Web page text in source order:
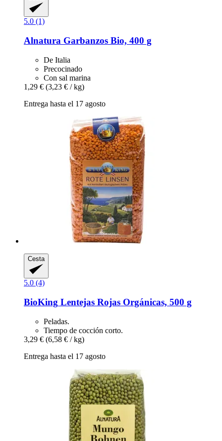
5.0 (1)
Alnatura Garbanzos Bio, 400 g
De Italia
Precocinado
Con sal marina
1,29 € (3,23 € / kg)
Entrega hasta el 17 agosto
Cesta
5.0 (4)
BioKing Lentejas Rojas Orgánicas, 500 g
Peladas.
Tiempo de cocción corto.
3,29 € (6,58 € / kg)
Entrega hasta el 17 agosto